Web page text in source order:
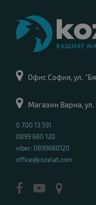
Офис София, ул.
Магазин Варна,
0 700 13 591
0899 680 120
viber: 0899680120
office@kozelat.com